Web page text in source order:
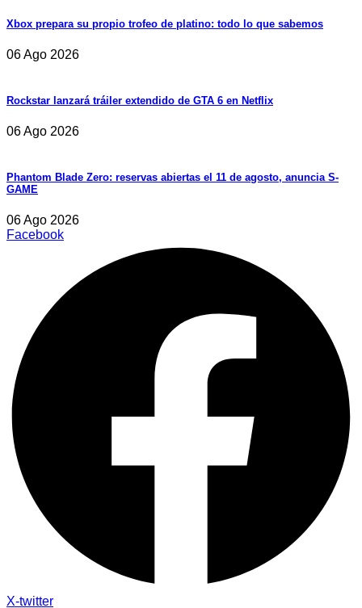
Xbox prepara su propio trofeo de platino: todo lo que sabemos
06 Ago 2026
Rockstar lanzará tráiler extendido de GTA 6 en Netflix
06 Ago 2026
Phantom Blade Zero: reservas abiertas el 11 de agosto, anuncia S-
GAME
06 Ago 2026
Facebook
X-twitter